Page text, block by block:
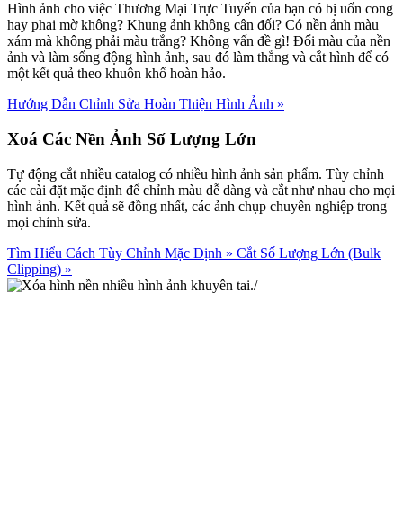
Hình ảnh cho việc Thương Mại Trực Tuyến của bạn có bị uốn cong
hay phai mờ không? Khung ảnh không cân đối? Có nền ảnh màu
xám mà không phải màu trắng? Không vấn đề gì! Đổi màu của nền
ảnh và làm sống động hình ảnh, sau đó làm thẳng và cắt hình để có
một kết quả theo khuôn khổ hoàn hảo.
Hướng Dẫn Chỉnh Sửa Hoàn Thiện Hình Ảnh »
Xoá Các Nền Ảnh Số Lượng Lớn
Tự động cắt nhiều catalog có nhiều hình ảnh sản phẩm. Tùy chỉnh
các cài đặt mặc định để chỉnh màu dễ dàng và cắt như nhau cho mọi
hình ảnh. Kết quả sẽ đồng nhất, các ảnh chụp chuyên nghiệp trong
mọi chỉnh sửa.
Tìm Hiểu Cách Tùy Chỉnh Mặc Định » Cắt Số Lượng Lớn (Bulk
Clipping) »